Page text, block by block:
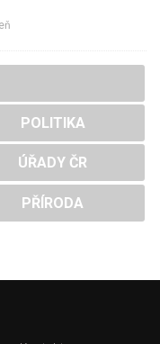
POLITIKA
ÚŘADY ČR
PŘÍRODA